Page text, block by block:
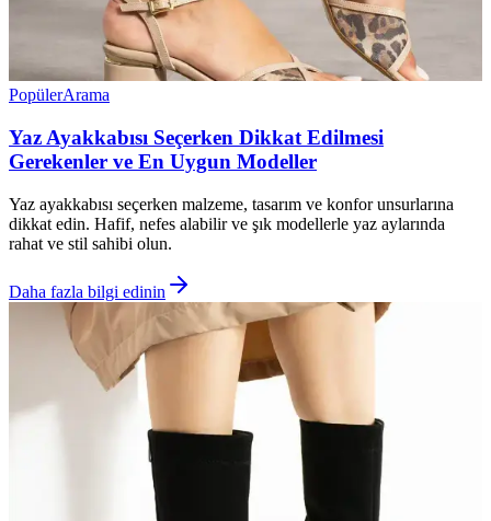
PopülerArama
Yaz Ayakkabısı Seçerken Dikkat Edilmesi
Gerekenler ve En Uygun Modeller
Yaz ayakkabısı seçerken malzeme, tasarım ve konfor unsurlarına
dikkat edin. Hafif, nefes alabilir ve şık modellerle yaz aylarında
rahat ve stil sahibi olun.
Daha fazla bilgi edinin